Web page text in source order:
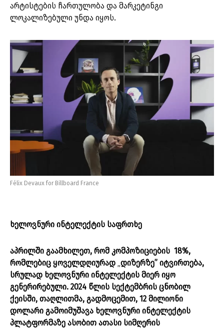
არტისტების ჩართულობა და მარკეტინგი
ლოკალიზებული უნდა იყოს.
Félix Devaux for Billboard France
ხელოვნური ინტელექტის საფრთხე
აპრილში გაამხილეთ, რომ კომპოზიციების 18%,
რომლებიც ყოველდღიურად „დიზერზე” იტვირთება,
სრულად ხელოვნური ინტელექტის მიერ იყო
გენერირებული. 2024 წლის სექტემბრის ცნობილ
ქეისში, თაღლითმა, გადმოცემით, 12 მილიონი
დოლარი გამოიმუშავა ხელოვნური ინტელექტის
პლატფორმაზე ასობით ათასი სიმღერის